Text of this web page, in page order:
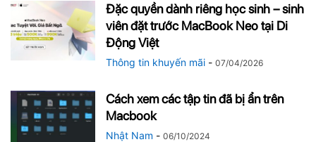
Đặc quyền dành riêng học sinh – sinh
viên đặt trước MacBook Neo tại Di
Động Việt
Thông tin khuyến mãi - 07/04/2026
Cách xem các tập tin đã bị ẩn trên
Macbook
Nhật Nam - 06/10/2024